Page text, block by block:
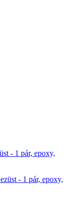
- 1 pár, epoxy,